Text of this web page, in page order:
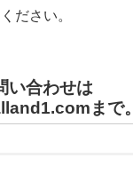
ださい。
い合わせは
まで。